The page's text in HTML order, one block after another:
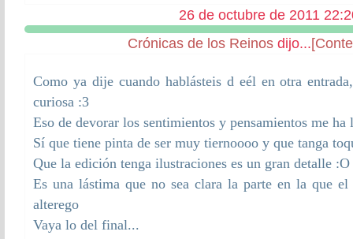
26 de octubre de 2011
Crónicas de los Reinos dijo...
Como ya dije cuando hablásteis d eél en otra
curiosa :3
Eso de devorar los sentimientos y pensamientos me
Sí que tiene pinta de ser muy tiernoooo y que tanga
Que la edición tenga ilustraciones es un gran detalle :O
Es una lástima que no sea clara la parte en la que el
alterego
Vaya lo del final...